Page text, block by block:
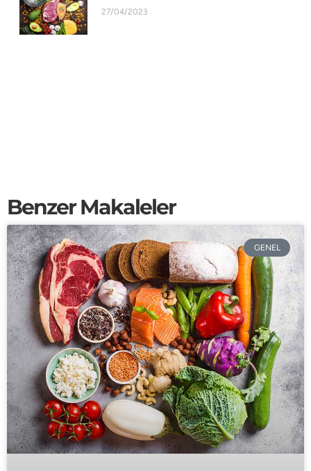
27/04/2023
Benzer Makaleler
GENEL